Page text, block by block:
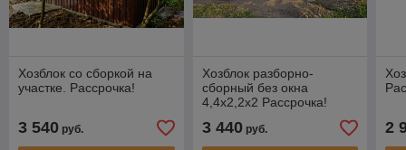
Хозблок со сборкой на
участке. Рассрочка!
3 540 руб.
Хозблок разборно-
сборный без окна
4,4x2,2x2 Рассрочка!
3 440руб. 2